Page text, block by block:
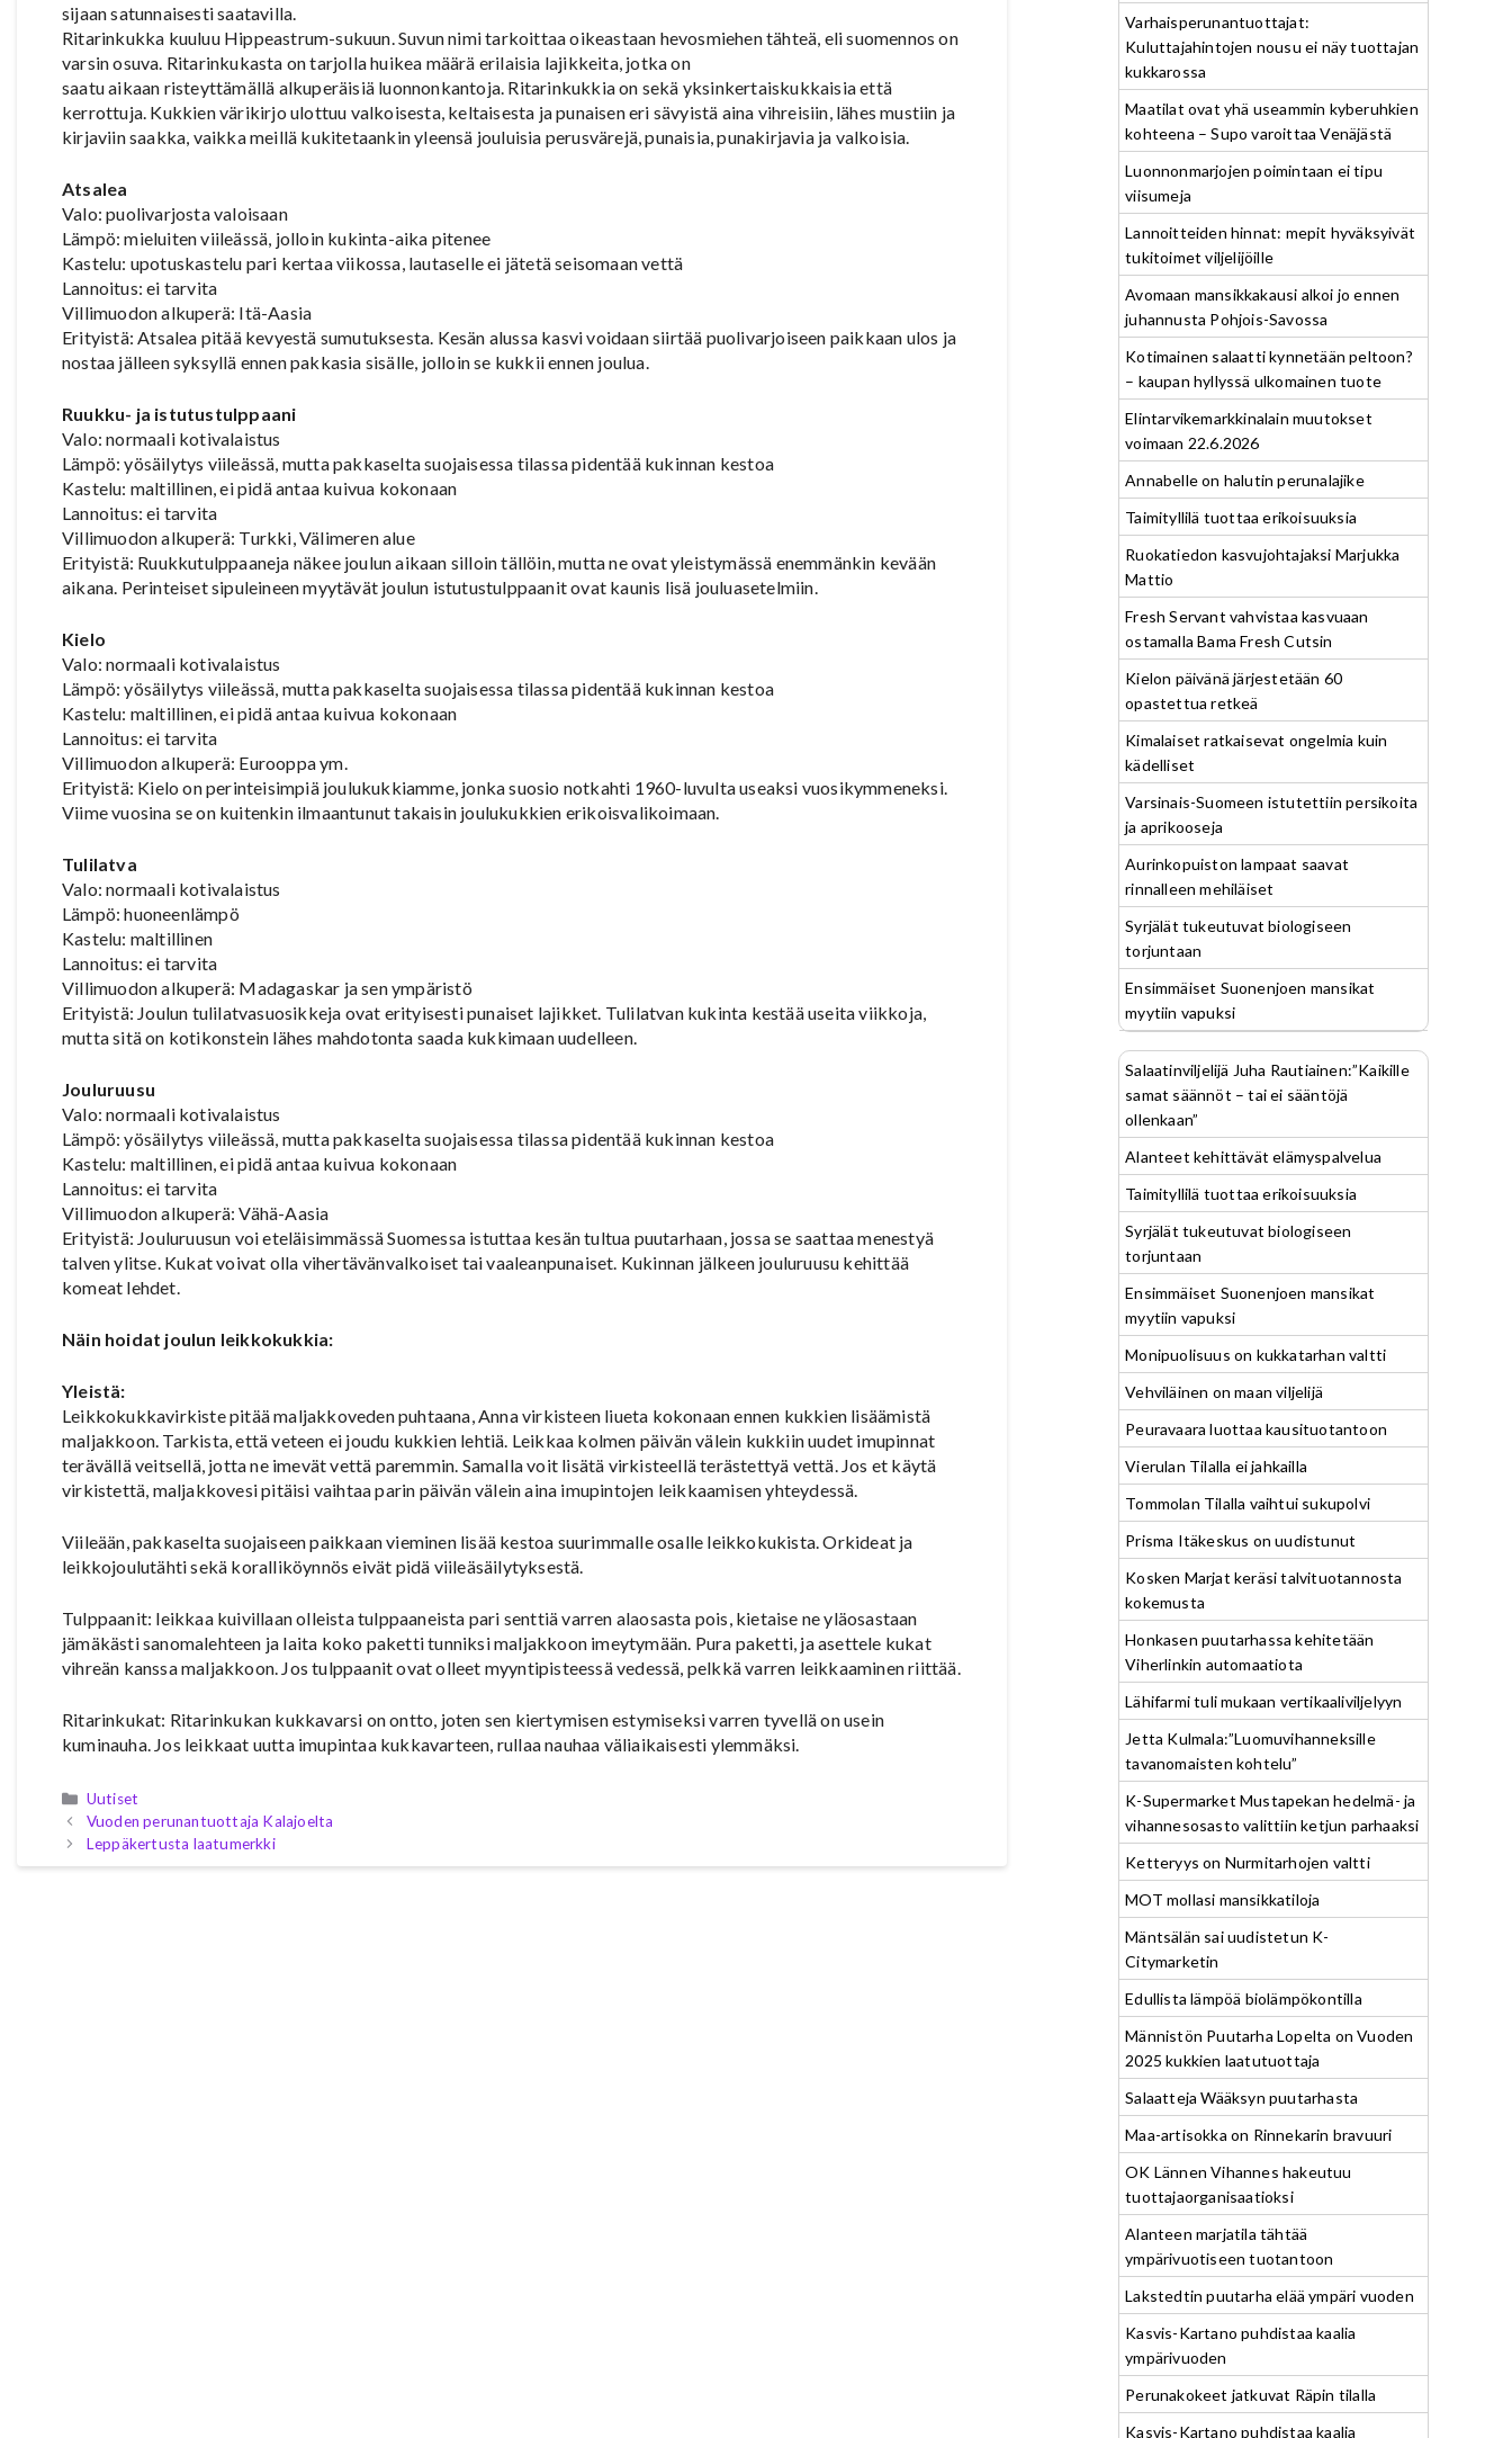
sijaan satunnaisesti saatavilla.
Ritarinkukka kuuluu Hippeastrum-sukuun. Suvun nimi tarkoittaa oikeastaan hevosmiehen tähteä, eli suomennos on
varsin osuva. Ritarinkukasta on tarjolla huikea määrä erilaisia lajikkeita, jotka on
saatu aikaan risteyttämällä alkuperäisiä luonnonkantoja. Ritarinkukkia on sekä yksinkertaiskukkaisia että
kerrottuja. Kukkien värikirjo ulottuu valkoisesta, keltaisesta ja punaisen eri sävyistä aina vihreisiin, lähes mustiin ja
kirjaviin saakka, vaikka meillä kukitetaankin yleensä jouluisia perusvärejä, punaisia, punakirjavia ja valkoisia.
Atsalea
Valo: puolivarjosta valoisaan
Lämpö: mieluiten viileässä, jolloin kukinta-aika pitenee
Kastelu: upotuskastelu pari kertaa viikossa, lautaselle ei jätetä seisomaan vettä
Lannoitus: ei tarvita
Villimuodon alkuperä: Itä-Aasia
Erityistä: Atsalea pitää kevyestä sumutuksesta. Kesän alussa kasvi voidaan siirtää puolivarjoiseen paikkaan ulos ja
nostaa jälleen syksyllä ennen pakkasia sisälle, jolloin se kukkii ennen joulua.
Ruukku- ja istutustulppaani
Valo: normaali kotivalaistus
Lämpö: yösäilytys viileässä, mutta pakkaselta suojaisessa tilassa pidentää kukinnan kestoa
Kastelu: maltillinen, ei pidä antaa kuivua kokonaan
Lannoitus: ei tarvita
Villimuodon alkuperä: Turkki, Välimeren alue
Erityistä: Ruukkutulppaaneja näkee joulun aikaan silloin tällöin, mutta ne ovat yleistymässä enemmänkin kevään
aikana. Perinteiset sipuleineen myytävät joulun istutustulppaanit ovat kaunis lisä jouluasetelmiin.
Kielo
Valo: normaali kotivalaistus
Lämpö: yösäilytys viileässä, mutta pakkaselta suojaisessa tilassa pidentää kukinnan kestoa
Kastelu: maltillinen, ei pidä antaa kuivua kokonaan
Lannoitus: ei tarvita
Villimuodon alkuperä: Eurooppa ym.
Erityistä: Kielo on perinteisimpiä joulukukkiamme, jonka suosio notkahti 1960-luvulta useaksi vuosikymmeneksi.
Viime vuosina se on kuitenkin ilmaantunut takaisin joulukukkien erikoisvalikoimaan.
Tulilatva
Valo: normaali kotivalaistus
Lämpö: huoneenlämpö
Kastelu: maltillinen
Lannoitus: ei tarvita
Villimuodon alkuperä: Madagaskar ja sen ympäristö
Erityistä: Joulun tulilatvasuosikkeja ovat erityisesti punaiset lajikket. Tulilatvan kukinta kestää useita viikkoja,
mutta sitä on kotikonstein lähes mahdotonta saada kukkimaan uudelleen.
Jouluruusu
Valo: normaali kotivalaistus
Lämpö: yösäilytys viileässä, mutta pakkaselta suojaisessa tilassa pidentää kukinnan kestoa
Kastelu: maltillinen, ei pidä antaa kuivua kokonaan
Lannoitus: ei tarvita
Villimuodon alkuperä: Vähä-Aasia
Erityistä: Jouluruusun voi eteläisimmässä Suomessa istuttaa kesän tultua puutarhaan, jossa se saattaa menestyä
talven ylitse. Kukat voivat olla vihertävänvalkoiset tai vaaleanpunaiset. Kukinnan jälkeen jouluruusu kehittää
komeat lehdet.
Näin hoidat joulun leikkokukkia:
Yleistä:
Leikkokukkavirkiste pitää maljakkoveden puhtaana, Anna virkisteen liueta kokonaan ennen kukkien lisäämistä
maljakkoon. Tarkista, että veteen ei joudu kukkien lehtiä. Leikkaa kolmen päivän välein kukkiin uudet imupinnat
terävällä veitsellä, jotta ne imevät vettä paremmin. Samalla voit lisätä virkisteellä terästettyä vettä. Jos et käytä
virkistettä, maljakkovesi pitäisi vaihtaa parin päivän välein aina imupintojen leikkaamisen yhteydessä.
Viileään, pakkaselta suojaiseen paikkaan vieminen lisää kestoa suurimmalle osalle leikkokukista. Orkideat ja
leikkojoulutähti sekä koralliköynnös eivät pidä viileäsäilytyksestä.
Tulppaanit: leikkaa kuivillaan olleista tulppaaneista pari senttiä varren alaosasta pois, kietaise ne yläosastaan
jämäkästi sanomalehteen ja laita koko paketti tunniksi maljakkoon imeytymään. Pura paketti, ja asettele kukat
vihreän kanssa maljakkoon. Jos tulppaanit ovat olleet myyntipisteessä vedessä, pelkkä varren leikkaaminen riittää.
Ritarinkukat: Ritarinkukan kukkavarsi on ontto, joten sen kiertymisen estymiseksi varren tyvellä on usein
kuminauha. Jos leikkaat uutta imupintaa kukkavarteen, rullaa nauhaa väliaikaisesti ylemmäksi.
Kategoriat
Uutiset
Vuoden perunantuottaja Kalajoelta
Leppäkertusta laatumerkki
Varhaisperunantuottajat:
Kuluttajahintojen nousu ei näy tuottajan
kukkarossa
Maatilat ovat yhä useammin kyberuhkien
kohteena – Supo varoittaa Venäjästä
Luonnonmarjojen poimintaan ei tipu
viisumeja
Lannoitteiden hinnat: mepit hyväksyivät
tukitoimet viljelijöille
Avomaan mansikkakausi alkoi jo ennen
juhannusta Pohjois-Savossa
Kotimainen salaatti kynnetään peltoon?
– kaupan hyllyssä ulkomainen tuote
Elintarvikemarkkinalain muutokset
voimaan 22.6.2026
Annabelle on halutin perunalajike
Taimityllilä tuottaa erikoisuuksia
Ruokatiedon kasvujohtajaksi Marjukka
Mattio
Fresh Servant vahvistaa kasvuaan
ostamalla Bama Fresh Cutsin
Kielon päivänä järjestetään 60
opastettua retkeä
Kimalaiset ratkaisevat ongelmia kuin
kädelliset
Varsinais-Suomeen istutettiin persikoita
ja aprikooseja
Aurinkopuiston lampaat saavat
rinnalleen mehiläiset
Syrjälät tukeutuvat biologiseen
torjuntaan
Ensimmäiset Suonenjoen mansikat
myytiin vapuksi
Salaatinviljelijä Juha Rautiainen:”Kaikille
samat säännöt – tai ei sääntöjä
ollenkaan”
Alanteet kehittävät elämyspalvelua
Taimityllilä tuottaa erikoisuuksia
Syrjälät tukeutuvat biologiseen
torjuntaan
Ensimmäiset Suonenjoen mansikat
myytiin vapuksi
Monipuolisuus on kukkatarhan valtti
Vehviläinen on maan viljelijä
Peuravaara luottaa kausituotantoon
Vierulan Tilalla ei jahkailla
Tommolan Tilalla vaihtui sukupolvi
Prisma Itäkeskus on uudistunut
Kosken Marjat keräsi talvituotannosta
kokemusta
Honkasen puutarhassa kehitetään
Viherlinkin automaatiota
Lähifarmi tuli mukaan vertikaaliviljelyyn
Jetta Kulmala:”Luomuvihanneksille
tavanomaisten kohtelu”
K-Supermarket Mustapekan hedelmä- ja
vihannesosasto valittiin ketjun parhaaksi
Ketteryys on Nurmitarhojen valtti
MOT mollasi mansikkatiloja
Mäntsälän sai uudistetun K-
Citymarketin
Edullista lämpöä biolämpökontilla
Männistön Puutarha Lopelta on Vuoden
2025 kukkien laatutuottaja
Salaatteja Wääksyn puutarhasta
Maa-artisokka on Rinnekarin bravuuri
OK Lännen Vihannes hakeutuu
tuottajaorganisaatioksi
Alanteen marjatila tähtää
ympärivuotiseen tuotantoon
Lakstedtin puutarha elää ympäri vuoden
Kasvis-Kartano puhdistaa kaalia
ympärivuoden
Perunakokeet jatkuvat Räpin tilalla
Kasvis-Kartano puhdistaa kaalia